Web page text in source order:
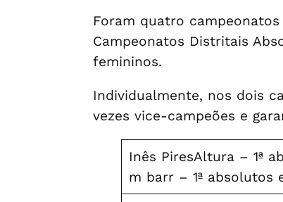
Foram quatro
Campeonatos Distritais
femininos.
Individualmente, nos dois
vezes vice-campeões e
Inês PiresAltura – 1ª
m barr – 1ª absolutos